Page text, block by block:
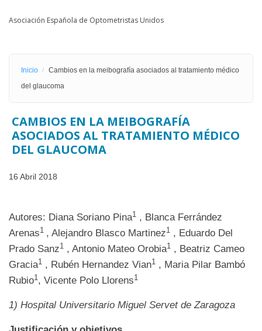
Asociación Española de Optometristas Unidos
Inicio
Cambios en la meibografía asociados al tratamiento médico
del glaucoma
CAMBIOS EN LA MEIBOGRAFÍA
ASOCIADOS AL TRATAMIENTO MÉDICO
DEL GLAUCOMA
16 Abril 2018
Autores: Diana Soriano Pina1 , Blanca Ferrández
Arenas1 , Alejandro Blasco Martinez1 , Eduardo Del
Prado Sanz1 , Antonio Mateo Orobia1 , Beatriz Cameo
Gracia1 , Rubén Hernandez Vian1 , Maria Pilar Bambó
Rubio1 , Vicente Polo Llorens1
1) Hospital Universitario Miguel Servet de Zaragoza